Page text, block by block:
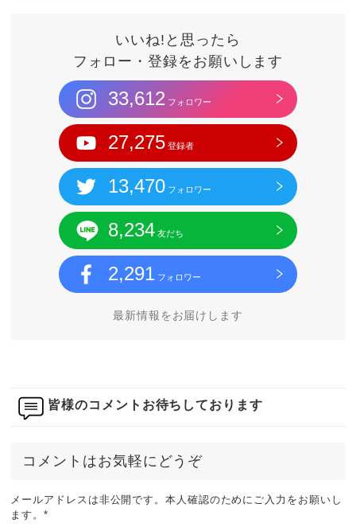
いいね!と思ったら
フォロー・登録をお願いします
33,612 フォロワー
27,275 登録者
13,470 フォロワー
8,234 友だち
2,291 フォロワー
最新情報をお届けします
皆様のコメントお待ちしております
コメントはお気軽にどうぞ
メールアドレスは非公開です。本人確認のためにご入力をお願いし
ます。*